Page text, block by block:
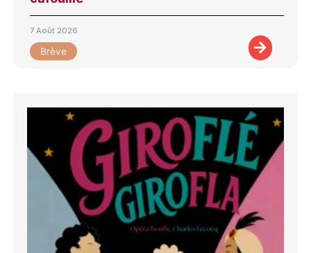
7 Août 2026
Brève